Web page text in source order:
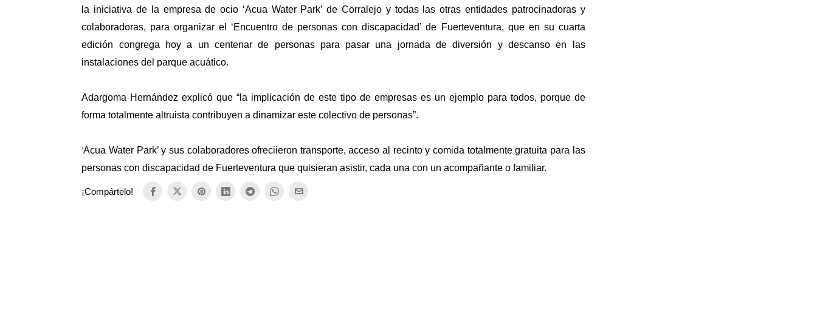
la iniciativa de la empresa de ocio ‘Acua Water Park’ de Corralejo y todas las otras entidades patrocinadoras y
colaboradoras, para organizar el ‘Encuentro de personas con discapacidad’ de Fuerteventura, que en su cuarta
edición congrega hoy a un centenar de personas para pasar una jornada de diversión y descanso en las
instalaciones del parque acuático.
Adargoma Hernández explicó que “la implicación de este tipo de empresas es un ejemplo para todos, porque de
forma totalmente altruista contribuyen a dinamizar este colectivo de personas”.
‘Acua Water Park’ y sus colaboradores ofreciieron transporte, acceso al recinto y comida totalmente gratuita para las
personas con discapacidad de Fuerteventura que quisieran asistir, cada una con un acompañante o familiar.
¡Compártelo!